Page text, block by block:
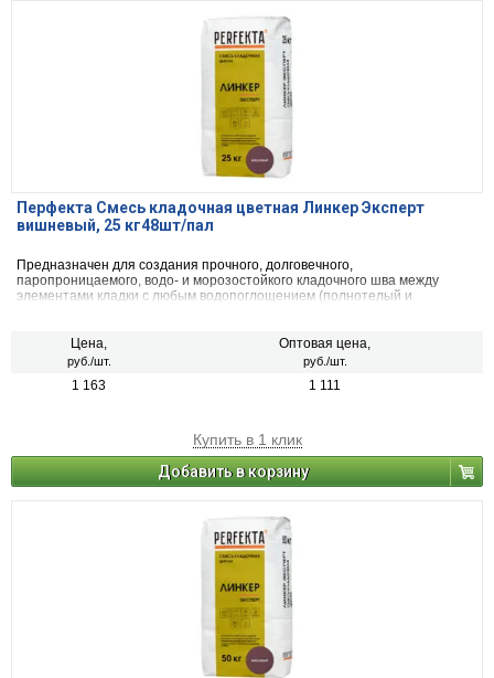
Перфекта Смесь кладочная цветная Линкер Эксперт
вишневый, 25 кг48шт/пал
Предназначен для создания прочного, долговечного,
паропроницаемого, водо- и морозостойкого кладочного шва между
элементами кладки с любым водопоглощением (полнотелый и
натурального камня) с одновременной декоративной расшивкой швов
Цена,
руб./шт.
Оптовая цена,
руб./шт.
1 163 1 111
Купить в 1 клик
Добавить в корзину